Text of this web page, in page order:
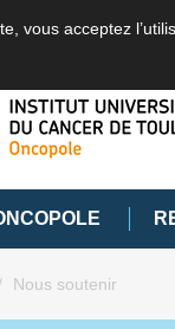
vous acceptez
Nous soutenir